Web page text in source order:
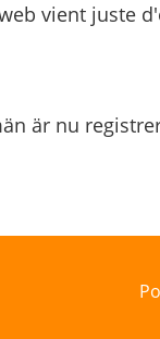
vient juste
är nu